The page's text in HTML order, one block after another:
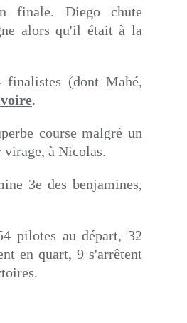
finale. Diego chute
alors qu'il était à la
finalistes (dont Mahé,
.
course malgré un
à Nicolas.
3e des benjamines,
pilotes au départ, 32
en quart, 9 s'arrêtent